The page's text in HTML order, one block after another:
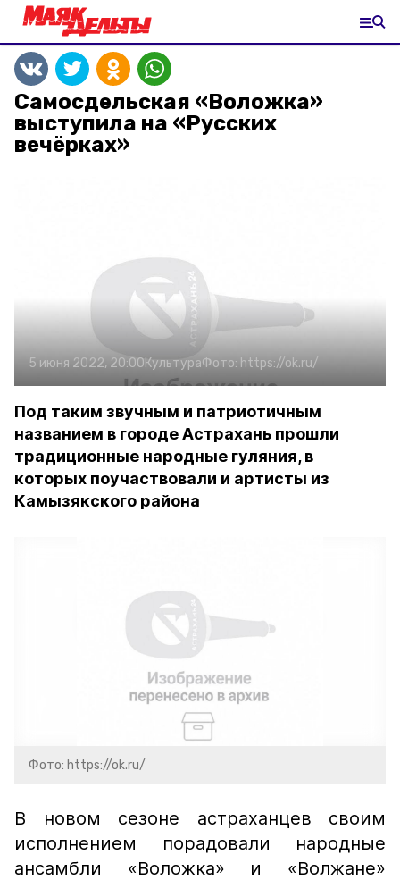
Самосдельская «Воложка»
выступила на «Русских
вечёрках»
5 июня 2022, 20:00КультураФото: https://ok.ru/
Под таким звучным и патриотичным
названием в городе Астрахань прошли
традиционные народные гуляния, в
которых поучаствовали и артисты из
Камызякского района
Фото: https://ok.ru/
В новом сезоне астраханцев своим
исполнением порадовали народные
ансамбли «Воложка» и «Волжане»